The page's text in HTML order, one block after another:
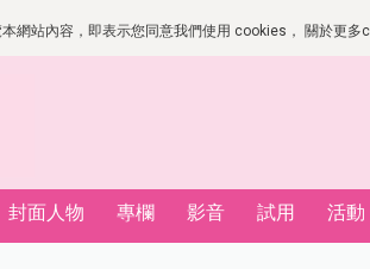
網站內容，即表示您同意我們使用 cookies， 關於更多
封面人物 專欄 影音 試用 活動